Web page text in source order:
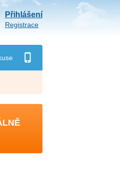
Přihlášení
Registrace